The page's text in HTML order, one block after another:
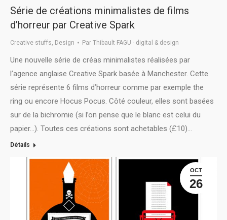
Série de créations minimalistes de films
d’horreur par Creative Spark
Creative stuffs, Design Par Thibault FAGU - digital & design
Une nouvelle série de créas minimalistes réalisées par
l’agence anglaise Creative Spark basée à Manchester. Cette
série représente 6 films d’horreur comme par exemple the
ring ou encore Hocus Pocus. Côté couleur, elles sont basées
sur de la bichromie (si l’on pense que le blanc est celui du
papier…). Toutes ces créations sont achetables (£10)…
Détails
OCT
26